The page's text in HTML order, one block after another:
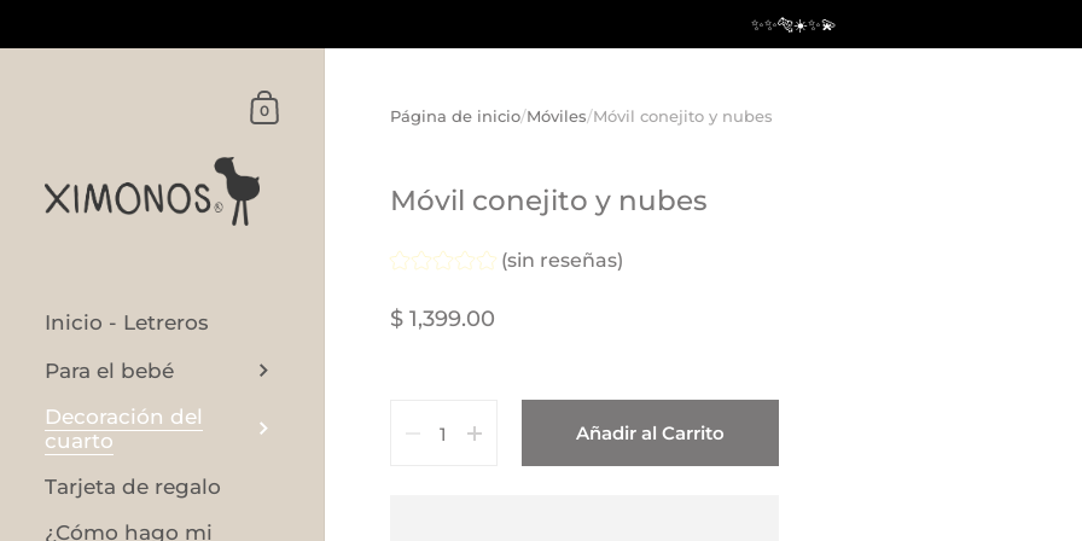
✨✨🐅☀️✨💫
Carrito
0
Inicio - Letreros
Para el bebé
Decoración del
cuarto
Tarjeta de regalo
¿Cómo hago mi
Página de inicio/Móviles/Móvil conejito y nubes
Móvil conejito y nubes
(sin reseñas)
$ 1,399.00
Añadir al Carrito